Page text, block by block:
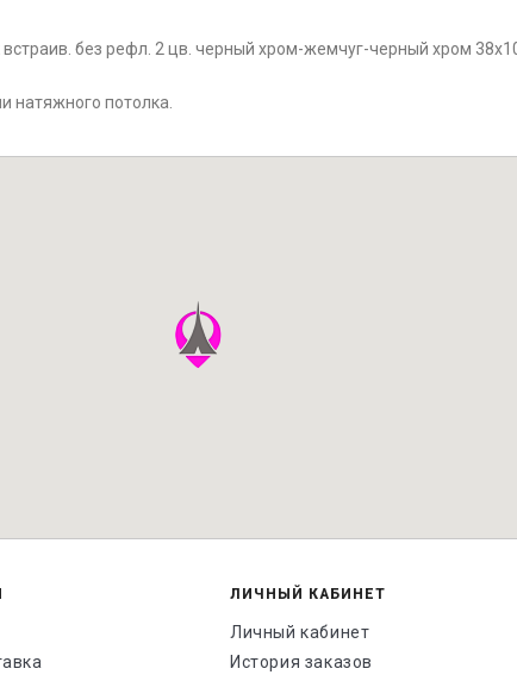
без рефл. 2 цв. черный хром-жемчуг-черный хром
натяжного потолка.
ЛИЧНЫЙ КАБИНЕТ
Личный кабинет
История заказов